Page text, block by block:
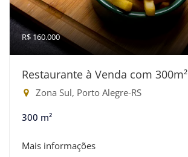
R$ 160.000
Restaurante à Venda com 300m²
Zona Sul, Porto Alegre-RS
300 m²
Mais informações